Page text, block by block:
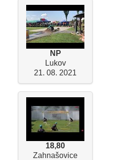
NP
Lukov
21. 08. 2021
18,80
Zahnašovice